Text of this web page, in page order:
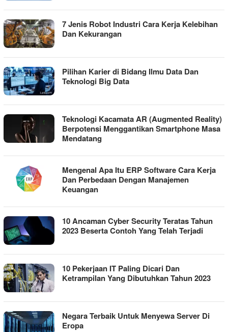
7 Jenis Robot Industri Cara Kerja Kelebihan
Dan Kekurangan
Pilihan Karier di Bidang Ilmu Data Dan
Teknologi Big Data
Teknologi Kacamata AR (Augmented Reality)
Berpotensi Menggantikan Smartphone Masa
Mendatang
Mengenal Apa Itu ERP Software Cara Kerja
Dan Perbedaan Dengan Manajemen
Keuangan
10 Ancaman Cyber Security Teratas Tahun
2023 Beserta Contoh Yang Telah Terjadi
10 Pekerjaan IT Paling Dicari Dan
Ketrampilan Yang Dibutuhkan Tahun 2023
Negara Terbaik Untuk Menyewa Server Di
Eropa